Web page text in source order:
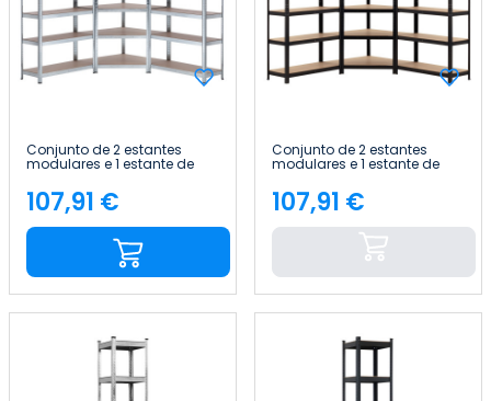
Conjunto de 2 estantes
modulares e 1 estante de
2625 kg, 136 x 40 x 180 cm
Thinia Home
Preço
107,91 €
Conjunto de 2 estantes
modulares e 1 estante de
2625 kg, 136 x 40 x 180 cm
Thinia Home
Preço
107,91 €